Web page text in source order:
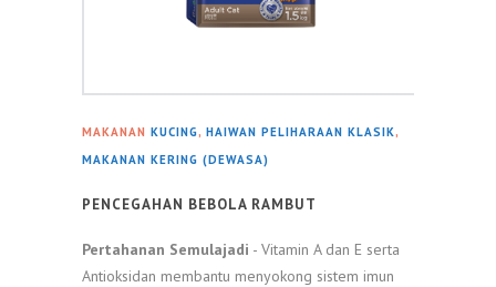
MAKANAN KUCING, HAIWAN PELIHARAAN KLASIK,
MAKANAN KERING (DEWASA)
PENCEGAHAN BEBOLA RAMBUT
Pertahanan Semulajadi - Vitamin A dan E serta
Antioksidan membantu menyokong sistem imun